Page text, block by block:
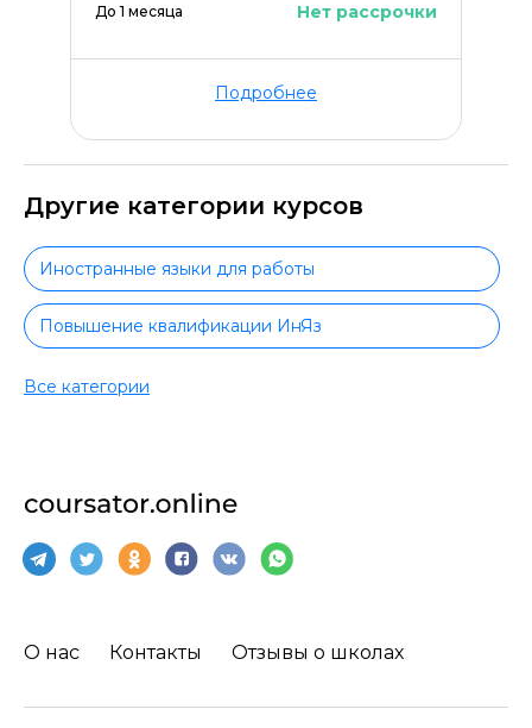
До 1 месяца Нет рассрочки
Подробнее
Другие категории курсов
Иностранные языки для работы
Повышение квалификации ИнЯз
Немецкий язык
Немецкий язык для начинающих
Испанский язык
Все категории
О нас Контакты Отзывы о школах